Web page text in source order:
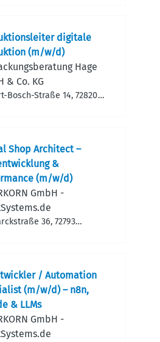
digitale
(m/w/d)
Hage
& Co. KG
Bosch-Straße 14, 72820
Shop Architect –
&
(m/w/d)
GmbH -
36, 72793
/ Automation
(m/w/d) – n8n,
& LLMs
GmbH -